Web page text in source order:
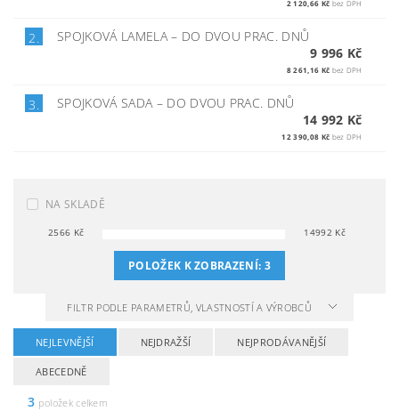
2 120,66 Kč bez DPH
2. SPOJKOVÁ LAMELA– DO DVOU PRAC. DNŮ
9 996 Kč
8 261,16 Kč bez DPH
3. SPOJKOVÁ SADA – DO DVOU PRAC. DNŮ
14 992 Kč
12 390,08 Kč bez DPH
NA SKLADĚ
2566 Kč 14992 Kč
POLOŽEK K ZOBRAZENÍ: 3
FILTR PODLE PARAMETRŮ, VLASTNOSTÍ A VÝROBCŮ
NEJLEVNĚJŠÍ NEJDRAŽŠÍ NEJPRODÁVANĚJŠÍ
ABECEDNĚ
3 položek celkem